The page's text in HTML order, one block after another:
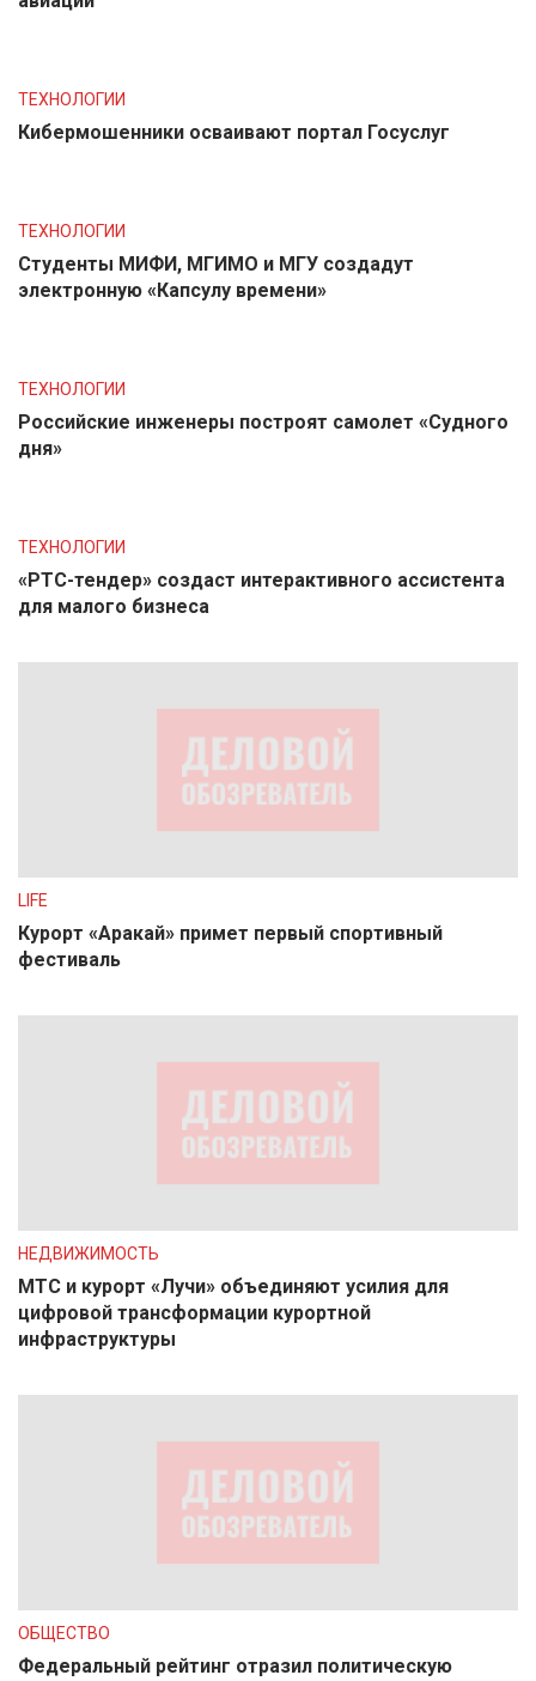
ТЕХНОЛОГИИ
Кибермошенники осваивают портал Госуслуг
ТЕХНОЛОГИИ
Студенты МИФИ, МГИМО и МГУ создадут
электронную «Капсулу времени»
ТЕХНОЛОГИИ
Российские инженеры построят самолет «Судного
дня»
ТЕХНОЛОГИИ
«РТС-тендер» создаст интерактивного ассистента
для малого бизнеса
LIFE
Курорт «Аракай» примет первый спортивный
фестиваль
НЕДВИЖИМОСТЬ
МТС и курорт «Лучи» объединяют усилия для
цифровой трансформации курортной
инфраструктуры
ОБЩЕСТВО
Федеральный рейтинг отразил политическую